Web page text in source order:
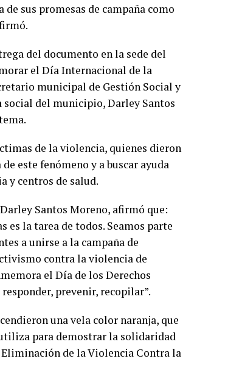
sus promesas de campaña como
del documento en la sede del
el Día Internacional de la
municipal de Gestión Social y
del municipio, Darley Santos
de la violencia, quienes dieron
este fenómeno y a buscar ayuda
y centros de salud.
Santos Moreno, afirmó que:
la tarea de todos. Seamos parte
a unirse a la campaña de
contra la violencia de
el Día de los Derechos
prevenir, recopilar”.
una vela color naranja, que
para demostrar la solidaridad
de la Violencia Contra la